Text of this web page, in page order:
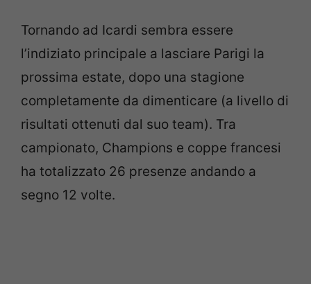
Tornando ad Icardi sembra essere
l’indiziato principale a lasciare Parigi la
prossima estate, dopo una stagione
completamente da dimenticare (a livello di
risultati ottenuti dal suo team). Tra
campionato, Champions e coppe francesi
ha totalizzato 26 presenze andando a
segno 12 volte.